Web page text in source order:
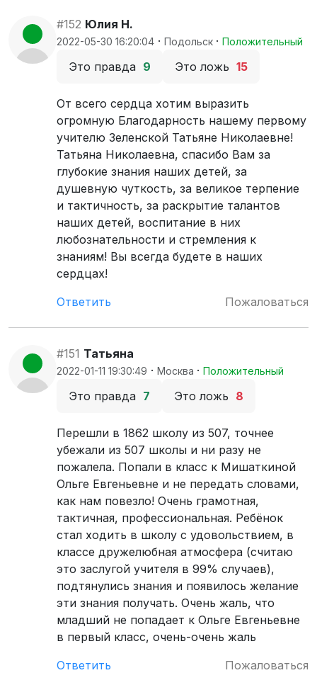
#152 Юлия Н.
2022-05-30 16:20:04 · Подольск · Положительный
Это правда 9 Это ложь 15
От всего сердца хотим выразить
огромную Благодарность нашему первому
учителю Зеленской Татьяне Николаевне!
Татьяна Николаевна, спасибо Вам за
глубокие знания наших детей, за
душевную чуткость, за великое терпение
и тактичность, за раскрытие талантов
наших детей, воспитание в них
любознательности и стремления к
знаниям! Вы всегда будете в наших
сердцах!
Ответить
Пожаловаться
#151 Татьяна
2022-01-11 19:30:49 · Москва · Положительный
Это правда 7 Это ложь 8
Перешли в 1862 школу из 507, точнее
убежали из 507 школы и ни разу не
пожалела. Попали в класс к Мишаткиной
Ольге Евгеньевне и не передать словами,
как нам повезло! Очень грамотная,
тактичная, профессиональная. Ребёнок
стал ходить в школу с удовольствием, в
классе дружелюбная атмосфера (считаю
это заслугой учителя в 99% случаев),
подтянулись знания и появилось желание
эти знания получать. Очень жаль, что
младший не попадает к Ольге Евгеньевне
в первый класс, очень-очень жаль
Ответить
Пожаловаться